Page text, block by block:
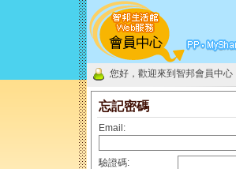
您好，歡迎來到智邦會員中心
忘記密碼
Email:
驗證碼: